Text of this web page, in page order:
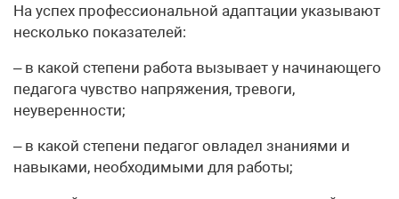
На успех профессиональной адаптации указывают
несколько показателей:
– в какой степени работа вызывает у начинающего
педагога чувство напряжения, тревоги,
неуверенности;
– в какой степени педагог овладел знаниями и
навыками, необходимыми для работы;